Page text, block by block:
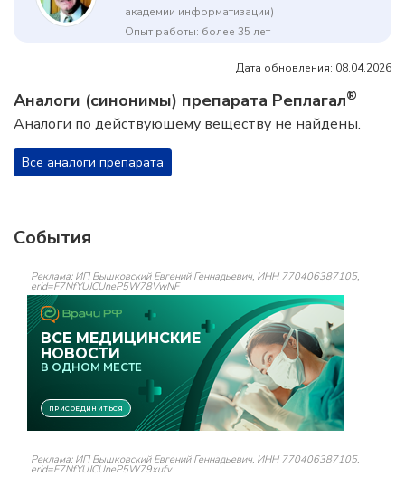
академии информатизации)
Опыт работы: более 35 лет
Дата обновления: 08.04.2026
Аналоги (синонимы) препарата Реплагал®
Аналоги по действующему веществу не найдены.
Все аналоги препарата
События
Реклама: ИП Вышковский Евгений Геннадьевич, ИНН 770406387105,
erid=F7NfYUJCUneP5W78VwNF
Реклама: ИП Вышковский Евгений Геннадьевич, ИНН 770406387105,
erid=F7NfYUJCUneP5W79xufv